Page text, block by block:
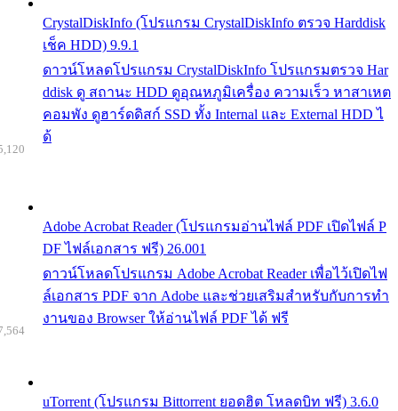
CrystalDiskInfo (โปรแกรม CrystalDiskInfo ตรวจ Harddisk
เช็ค HDD) 9.9.1
ดาวน์โหลดโปรแกรม CrystalDiskInfo โปรแกรมตรวจ Har
ddisk ดู สถานะ HDD ดูอุณหภูมิเครื่อง ความเร็ว หาสาเหต
คอมพัง ดูฮาร์ดดิสก์ SSD ทั้ง Internal และ External HDD ไ
ด้
Adobe Acrobat Reader (โปรแกรมอ่านไฟล์ PDF เปิดไฟล์ P
DF ไฟล์เอกสาร ฟรี) 26.001
ดาวน์โหลดโปรแกรม Adobe Acrobat Reader เพื่อไว้เปิดไฟ
ล์เอกสาร PDF จาก Adobe และช่วยเสริมสำหรับกับการทำ
งานของ Browser ให้อ่านไฟล์ PDF ได้ ฟรี
uTorrent (โปรแกรม Bittorrent ยอดฮิต โหลดบิท ฟรี) 3.6.0